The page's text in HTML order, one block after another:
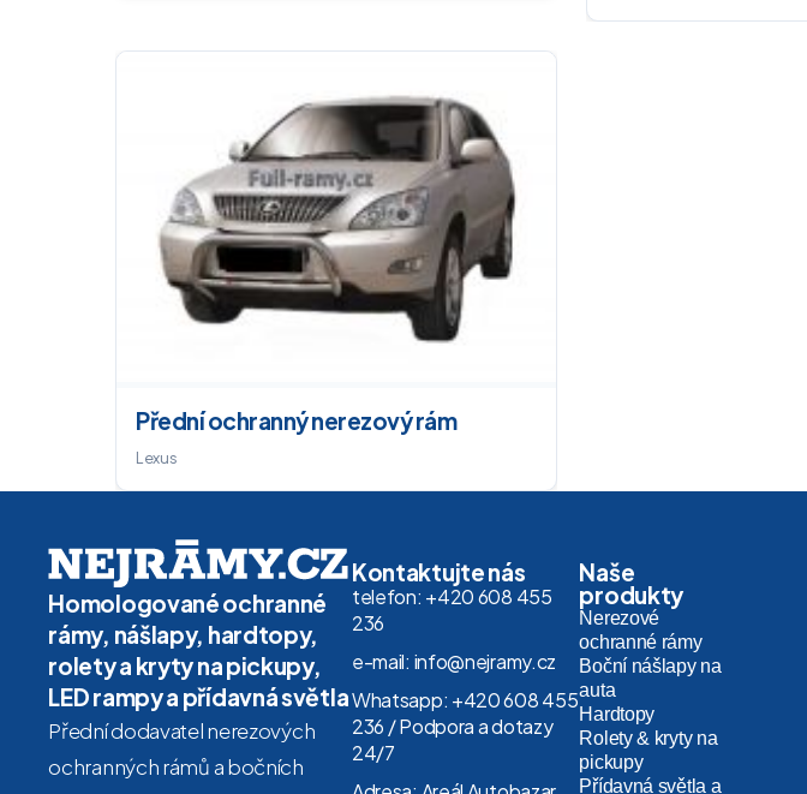
Přední ochranný nerezový rám
Lexus
Homologované ochranné
rámy, nášlapy, hardtopy,
rolety a kryty na pickupy,
LED rampy a přídavná světla
Přední dodavatel nerezových
ochranných rámů a bočních
Kontaktujte nás
telefon: +420 608 455
236
e-mail: info@nejramy.cz
Whatsapp: +420 608 455
236 / Podpora a dotazy
24/7
Naše
produkty
Nerezové
ochranné rámy
Boční nášlapy na
auta
Hardtopy
Rolety & kryty na
pickupy
Přídavná světla a